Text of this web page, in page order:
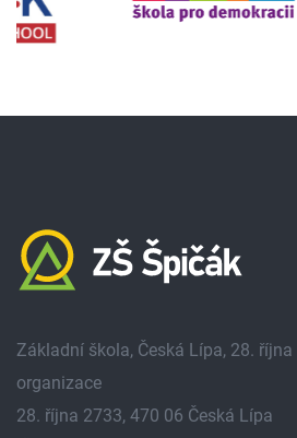
Základní škola, Česká Lípa, 28.
organizace
28. října 2733, 470 06 Česká Lípa